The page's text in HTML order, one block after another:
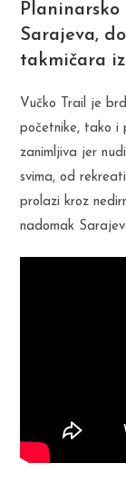
Sarajeva,
takmičara
Vučko Trail je
početnike, tako i
zanimljiva jer
svima, od
prolazi kroz
nadomak